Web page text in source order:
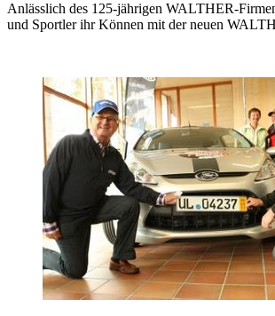
Anlässlich des 125-jährigen WALTHER-
und Sportler ihr Können mit der neuen